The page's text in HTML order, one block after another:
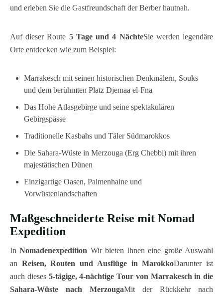
und erleben Sie die Gastfreundschaft der Berber hautnah.
Auf dieser Route 5 Tage und 4 NächteSie werden legendäre
Orte entdecken wie zum Beispiel:
Marrakesch mit seinen historischen Denkmälern, Souks
und dem berühmten Platz Djemaa el-Fna
Das Hohe Atlasgebirge und seine spektakulären
Gebirgspässe
Traditionelle Kasbahs und Täler Südmarokkos
Die Sahara-Wüste in Merzouga (Erg Chebbi) mit ihren
majestätischen Dünen
Einzigartige Oasen, Palmenhaine und
Vorwüstenlandschaften
Maßgeschneiderte Reise mit Nomad
Expedition
InNomadenexpedition Wir bieten Ihnen eine große Auswahl
an Reisen, Routen und Ausflüge in MarokkoDarunter ist
auch dieses 5-tägige, 4-nächtige Tour von Marrakesch in die
Sahara-Wüste nach MerzougaMit der Rückkehr nach